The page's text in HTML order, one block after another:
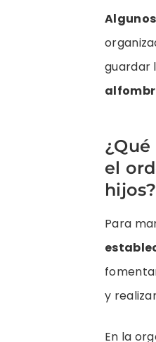
guardar
el
hijos?
Para
y
En la